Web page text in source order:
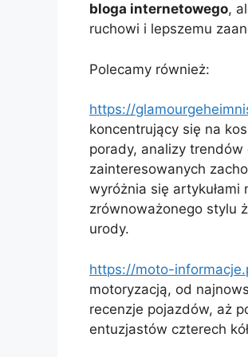
bloga internetowego,
ruchowi i lepszemu
Polecamy również:
https://
koncentrujący się na
porady, analizy
zainteresowanych
wyróżnia się
zrównoważonego stylu
urody.
https://moto-
motoryzacją, od
recenzje pojazdów, aż
entuzjastów czterech